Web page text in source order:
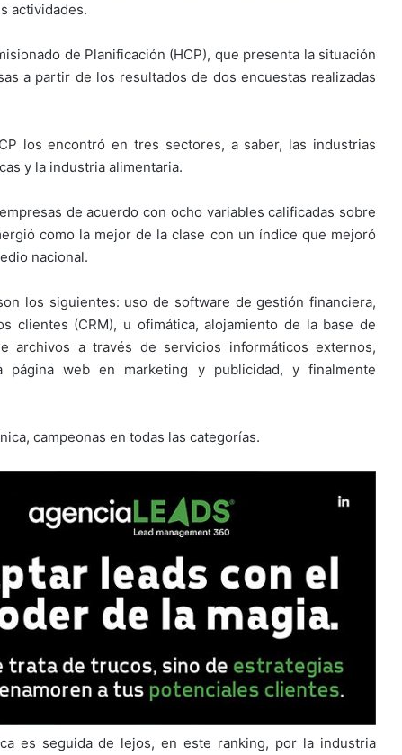
actividades.
de Planificación (HCP), que presenta la situación
a partir de los resultados de dos encuestas realizadas
los encontró en tres sectores, a saber, las industrias
y la industria alimentaria.
de acuerdo con ocho variables calificadas sobre
como la mejor de la clase con un índice que mejoró
nacional.
los siguientes: uso de software de gestión financiera,
clientes (CRM), u ofimática, alojamiento de la base de
archivos a través de servicios informáticos externos,
web en marketing y publicidad, y finalmente
campeonas en todas las categorías.
es seguida de lejos, en este ranking, por la industria